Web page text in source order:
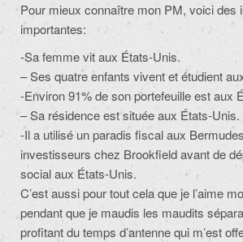
Pour mieux connaître mon PM, voici des
importantes:
-Sa femme vit aux États-Unis.
– Ses quatre enfants vivent et étudient
-Environ 91% de son portefeuille est aux
– Sa résidence est située aux États-Unis.
-Il a utilisé un paradis fiscal aux
investisseurs chez Brookfield avant de
social aux États-Unis.
C’est aussi pour tout cela que je l’aime
pendant que je maudis les maudits
profitant du temps d’antenne qui m’est